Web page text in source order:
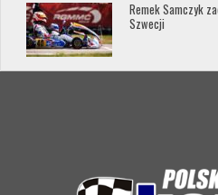
Remek Samczyk
Szwecji